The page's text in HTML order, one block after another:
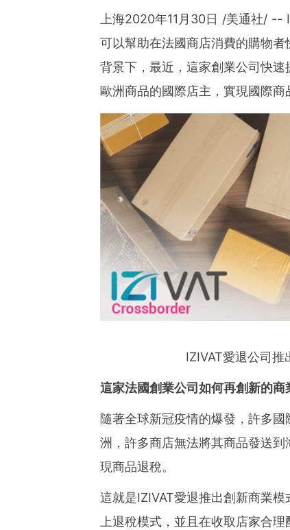
t across traditional,
comprehensive
ies of organizations
ds of clients from
Asia-Pacific regions.
上海2020年11月30日 /美通社/ --
可以幫助在法國商店消費的購物
背景下，最近，這家創業公司快
歐洲商品的國際店主，實現國際商
IZIVAT愛退公司
這家法國創業公司如何再創新的商
隨著全球新冠疫情的爆發，許多
洲，許多商店無法將其商品發送
現商品退稅。
這就是IZIVAT愛退推出創新商業
上退稅模式，並且在收取店家合